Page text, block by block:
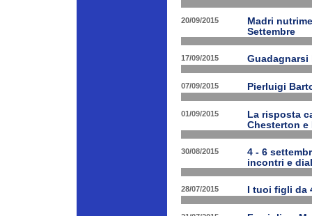
20/09/2015
Madri
Settembre
17/09/2015
07/09/2015 Pierluigi
01/09/2015
La risposta
Chesterton e
30/08/2015
4 - 6
incontri e
28/07/2015 I tuoi figli da